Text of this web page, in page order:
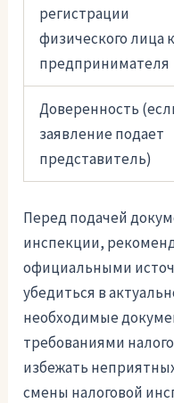
регистрации
физического лица
предпринимателя
Доверенность
заявление подает
представитель)
Перед подачей
инспекции,
официальными
убедиться в
необходимые
требованиями
избежать
смены налоговой